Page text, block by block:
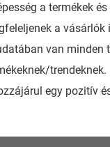
a termékek
a vásárlók
van
trendeknek.
egy pozitív